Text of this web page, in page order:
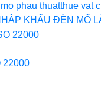
phau thuatthue vat
KHẨU ĐÈN MỔ
22000